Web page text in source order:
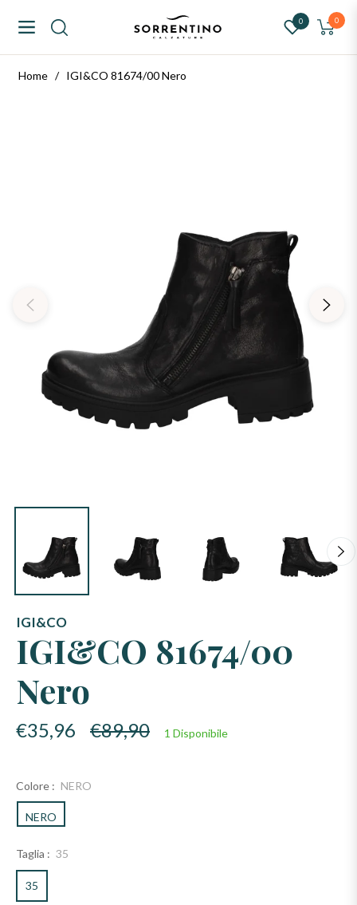
Navigation Calzature 0
Carrello
0
Home / IGI&CO 81674/00 Nero
IGI&CO
IGI&CO 81674/00
Nero
€35,96
Prezzo
di
€89,90 1 Disponibile
Colore : NERO
NERO
Taglia : 35
35